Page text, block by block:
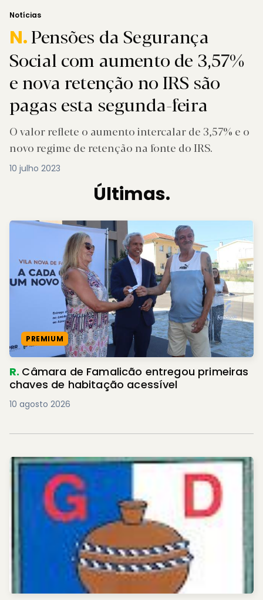
Notícias
N.Pensões da Segurança
Social com aumento de 3,57%
e nova retenção no IRS são
pagas esta segunda-feira
O valor reflete o aumento intercalar de 3,57% e o
novo regime de retenção na fonte do IRS.
10 julho 2023
Últimas.
PREMIUM
R. Câmara de Famalicão entregou primeiras
chaves de habitação acessível
10 agosto 2026